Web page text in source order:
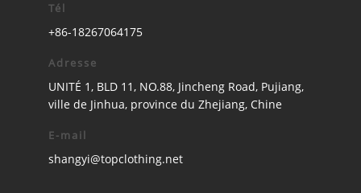
Tél
+86-18267064175
Adresse
UNITÉ 1, BLD 11, NO.88, Jincheng Road, Pujiang,
ville de Jinhua, province du Zhejiang, Chine
E-mail
shangyi@topclothing.net